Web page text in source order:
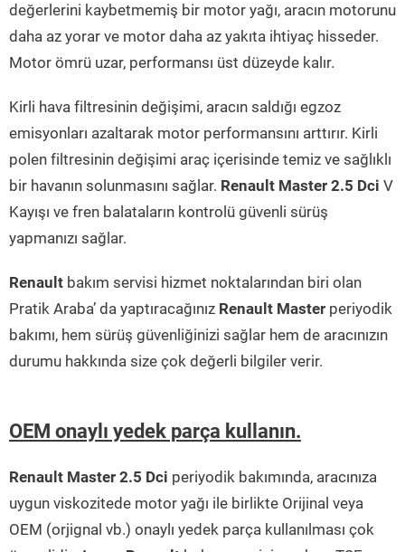
değerlerini kaybetmemiş bir motor yağı, aracın motorunu
daha az yorar ve motor daha az yakıta ihtiyaç hisseder.
Motor ömrü uzar, performansı üst düzeyde kalır.
Kirli hava filtresinin değişimi, aracın saldığı egzoz
emisyonları azaltarak motor performansını arttırır. Kirli
polen filtresinin değişimi araç içerisinde temiz ve sağlıklı
bir havanın solunmasını sağlar. Renault Master 2.5 Dci V
Kayışı ve fren balataların kontrolü güvenli sürüş
yapmanızı sağlar.
Renault bakım servisi hizmet noktalarından biri olan
Pratik Araba’ da yaptıracağınız Renault Master periyodik
bakımı, hem sürüş güvenliğinizi sağlar hem de aracınızın
durumu hakkında size çok değerli bilgiler verir.
OEM onaylı yedek parça kullanın.
Renault Master 2.5 Dci periyodik bakımında, aracınıza
uygun viskozitede motor yağı ile birlikte Orijinal veya
OEM (orjignal vb.) onaylı yedek parça kullanılması çok